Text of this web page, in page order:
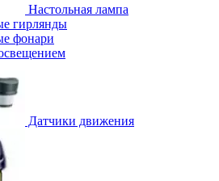
Настольная лампа
гирлянды
фонари
Датчики движения